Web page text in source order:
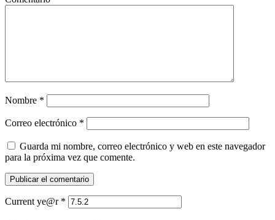
Nombre *
Correo electrónico *
Guarda mi nombre, correo electrónico y web en este navegador
para la próxima vez que comente.
Current ye@r *